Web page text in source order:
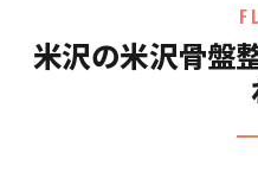
米沢の米沢骨盤